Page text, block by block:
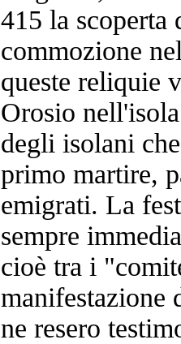
415 la scoperta
commozione
queste reliquie
Orosio
degli isolani
primo martire,
emigrati. La
sempre
cioè tra i
ne resero